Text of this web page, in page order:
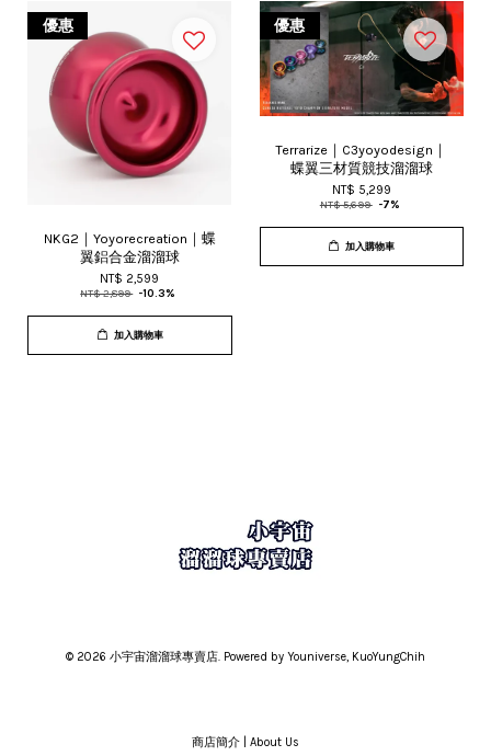
優惠
NKG2｜Yoyorecreation｜蝶
翼鋁合金溜溜球
NT$ 2,599
NT$ 2,899 -10.3%
加入購物車
優惠
Terrarize｜C3yoyodesign｜
蝶翼三材質競技溜溜球
NT$ 5,299
NT$ 5,699 -7%
加入購物車
© 2026 小宇宙溜溜球專賣店. Powered by Youniverse, KuoYungChih
商店簡介 | About Us